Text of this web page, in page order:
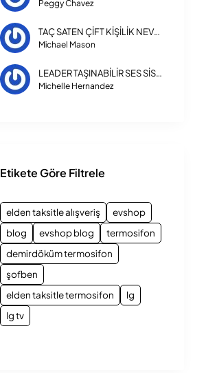
Peggy Chavez
TAÇ SATEN ÇİFT KİŞİLİK NEVRESİM TAKIMI 3254
Michael Mason
LEADER TAŞINABİLİR SES SİSTEMİ LP-8100
Michelle Hernandez
Etikete Göre Filtrele
elden taksitle alışveriş
evshop
blog
evshop blog
termosifon
demirdöküm termosifon
şofben
elden taksitle termosifon
lg
lg tv